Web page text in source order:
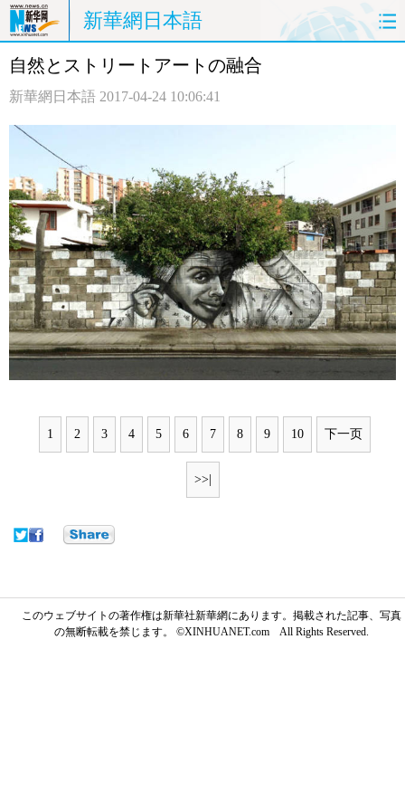
新華網日本語
ホームページ 政治
観光
中日対訳
自然とストリートアートの融合
新華網日本語 2017-04-24 10:06:41
1 2 3 4 5 6 7 8 9 10 下一页
>>|
このウェブサイトの著作権は新華社新華網にあります。掲載された記事、写真
の無断転載を禁じます。 ©XINHUANET.com All Rights Reserved.